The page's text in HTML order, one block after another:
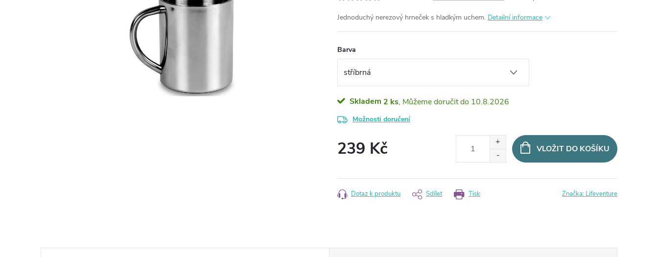
Jednoduchý nerezový hrneček s hladkým uchem. Detailní informace
Barva
Skladem 2 ks 10.8.2026
Možnosti doručení
239 Kč VLOŽIT DO KOŠÍKU
Tisk
Dotaz k produktu Sdílet Značka: Lifeventure